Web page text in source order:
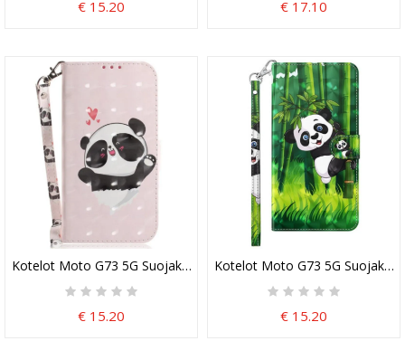
€ 15.20 € 17.10
Kotelot Moto G73 5G Suojaketju Kuori Panda Love With Lanyard
€ 15.20
Kotelot Moto G73 5G
€ 15.20